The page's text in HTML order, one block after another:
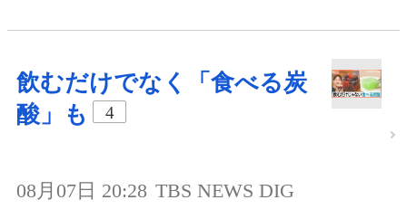
飲むだけでなく「食べる炭
酸」も
4
08月07日 20:28 TBS NEWS DIG